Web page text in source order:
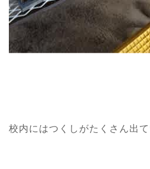
校内にはつくしがたくさん出て